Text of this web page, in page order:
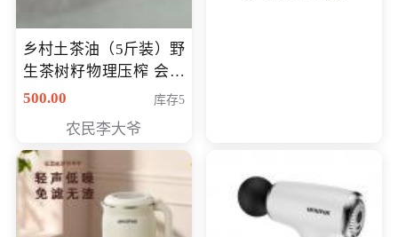
乡村土茶油（5斤装）野
生茶树籽物理压榨 会员
专享价400元
500.00 库存5
农民李大爷